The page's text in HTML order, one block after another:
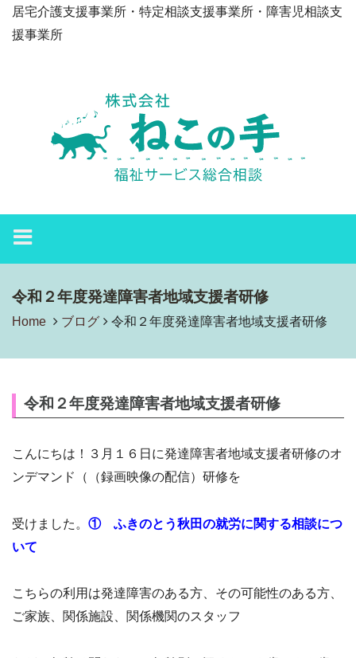
居宅介護支援事業所・特定相談支援事業所・障害児相談支
援事業所
令和２年度発達障害者地域支援者研修
Home ブログ 令和２年度発達障害者地域支援者研修
令和２年度発達障害者地域支援者研修
こんにちは！３月１６日に発達障害者地域支援者研修のオ
ンデマンド（（録画映像の配信）研修を
受けました。 ① ふきのとう秋田の就労に関する相談につ
いて
こちらの利用は発達障害のある方、その可能性のある方、
ご家族、関係施設、関係機関のスタッフ